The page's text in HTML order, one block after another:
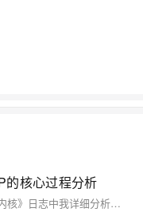
的核心过程分析
在我的博客中的《如何从应用程序进入linux内核》日志中我详细分析了Unix的socket的创建、发送、接收、关闭的过程，而你看到下边这些文章是基于IPV4的追踪分析的过程。从围绕着服务器端的socket的建立--监听--接收连接--客户端发送连接请求--与服务器对接--数据接收--数据发送整个过程为主线分析。